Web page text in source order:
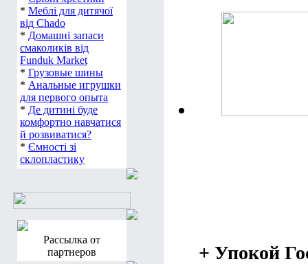
* Меблі для дитячої
від Chado
* Домашні запаси
смаколиків від
Funduk Market
* Грузовые шины
* Анальные игрушки
для первого опыта
* Де дитині буде
комфортно навчатися
й розвиватися?
* Ємності зі
склопластику
Рассылка от
партнеров
+ Упокой